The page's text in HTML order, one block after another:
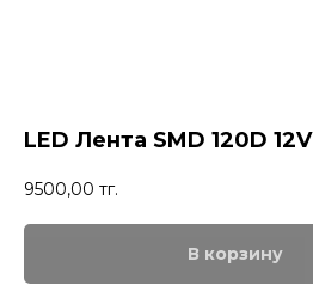
LED Лента SMD 120D 12V
9500,00 тг.
В корзину